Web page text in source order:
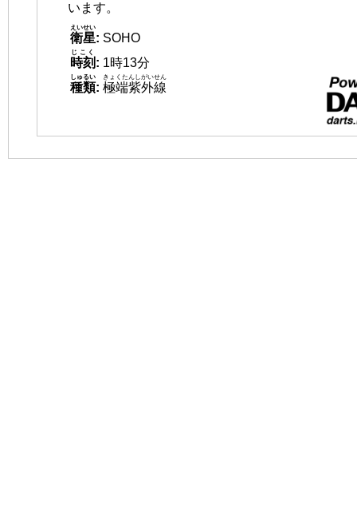
います。
衛星
えいせい
: SOHO
時刻
じこく
: 1時13分
種類
しゅるい
: 極端紫外線
きょくたんしがいせん